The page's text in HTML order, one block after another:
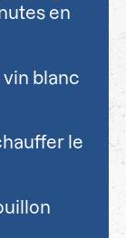
en
vin blanc
le